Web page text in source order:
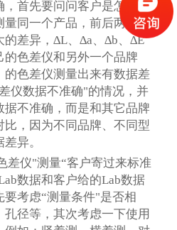
，首先要问问客户是怎么得
量同一个产品，前后两次数
的差异，∆L、∆a、∆b、∆E
的色差仪和另外一个品牌
的色差仪测量出来有数据差
仪数据不准确"的情况，并
据不准确，而是和其它品牌
比，因为不同品牌、不同型
异。
差仪"测量“客户寄过来标准
数据和客户给的Lab数据
要考虑“测量条件"是否相
孔径等，其次考虑一下使用